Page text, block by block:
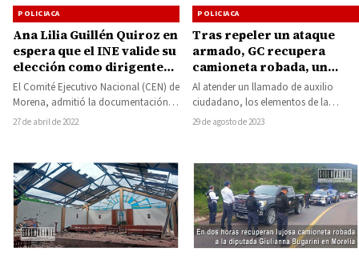
POLICIACA
Ana Lilia Guillén Quiroz en
espera que el INE valide su
elección como dirigente
en Michoacán
El Comité Ejecutivo Nacional (CEN) de
Morena, admitió la documentación
que acredita la celebración del XII
27 de abril de 2022
POLICIACA
Tras repeler un ataque
armado, GC recupera
camioneta robada, un
presunto agresor falleció
y otro está lesionado
Al atender un llamado de auxilio
ciudadano, los elementos de la
Guardia Civil (GC), recuperaron una
29 de agosto de 2023